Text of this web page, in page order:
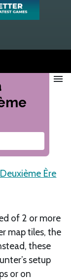
menu
Ère
of 2 or more
map tiles, the
these
setup
or on